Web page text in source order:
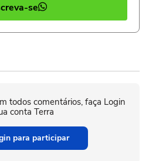
se
todos comentários, faça Login
conta Terra
para participar